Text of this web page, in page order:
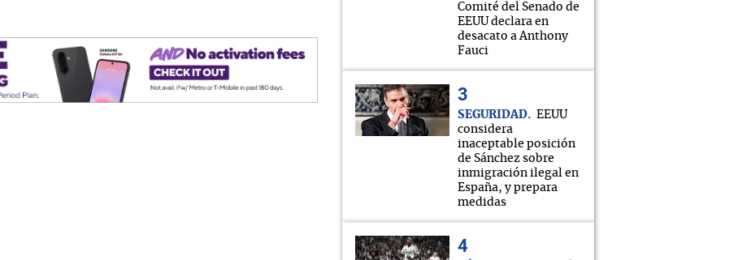
Comité del Senado de
EEUU declara en
desacato a Anthony
Fauci
SEGURIDAD
EEUU
considera
inaceptable posición
de Sánchez sobre
inmigración ilegal en
España, y prepara
medidas